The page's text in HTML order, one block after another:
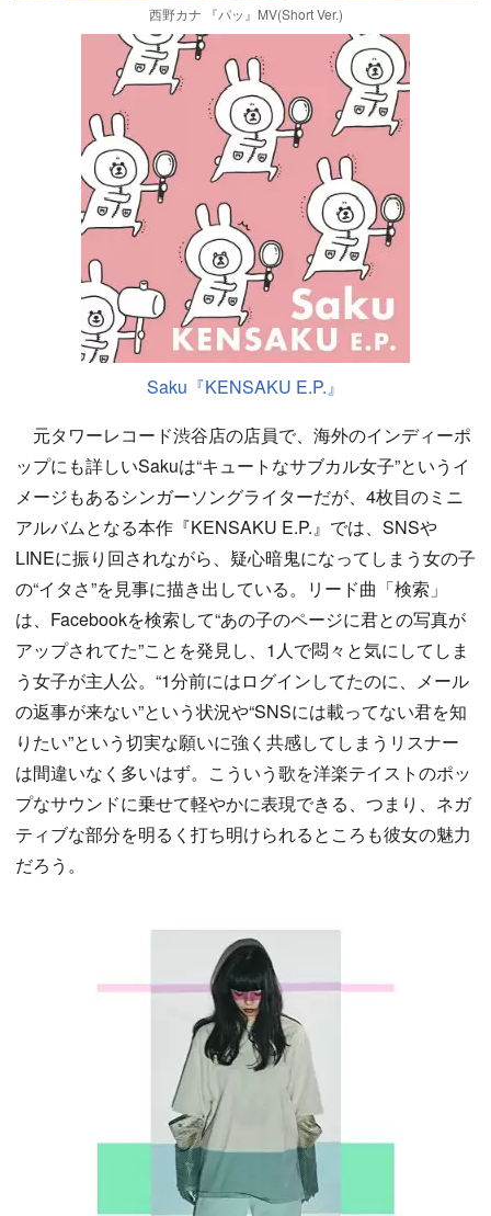
西野カナ 『パッ』MV(Short Ver.)
Saku『KENSAKU E.P.』
元タワーレコード渋谷店の店員で、海外のインディーポ
ップにも詳しいSakuは“キュートなサブカル女子”というイ
メージもあるシンガーソングライターだが、4枚目のミニ
アルバムとなる本作『KENSAKU E.P.』では、SNSや
LINEに振り回されながら、疑心暗鬼になってしまう女の子
の“イタさ”を見事に描き出している。リード曲「検索」
は、Facebookを検索して“あの子のページに君との写真が
アップされてた”ことを発見し、1人で悶々と気にしてしま
う女子が主人公。“1分前にはログインしてたのに、メール
の返事が来ない”という状況や“SNSには載ってない君を知
りたい”という切実な願いに強く共感してしまうリスナー
は間違いなく多いはず。こういう歌を洋楽テイストのポッ
プなサウンドに乗せて軽やかに表現できる、つまり、ネガ
ティブな部分を明るく打ち明けられるところも彼女の魅力
だろう。